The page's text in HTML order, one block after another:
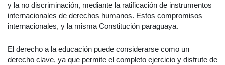
y la no discriminación, mediante la ratificación de instrumentos
internacionales de derechos humanos. Estos compromisos
internacionales, y la misma Constitución paraguaya.
El derecho a la educación puede considerarse como un
derecho clave, ya que permite el completo ejercicio y disfrute de